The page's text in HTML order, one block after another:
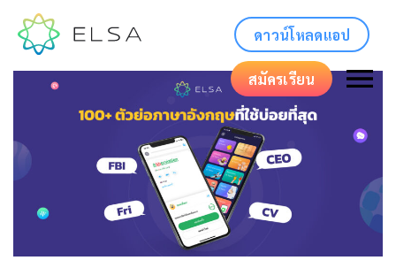
ดาวน์โหลดแอป
สมัครเรียน